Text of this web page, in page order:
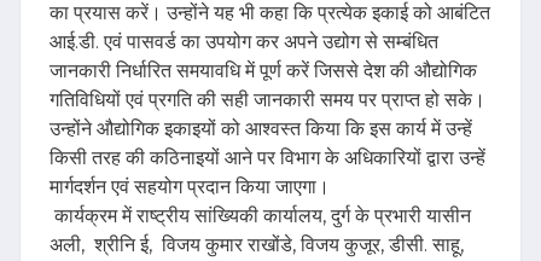
का प्रयास करें। उन्होंने यह भी कहा कि प्रत्येक इकाई को आबंटित
आई.डी. एवं पासवर्ड का उपयोग कर अपने उद्योग से सम्बंधित
जानकारी निर्धारित समयावधि में पूर्ण करें जिससे देश की औद्योगिक
गतिविधियों एवं प्रगति की सही जानकारी समय पर प्राप्त हो सके।
उन्होंने औद्योगिक इकाइयों को आश्वस्त किया कि इस कार्य में उन्हें
किसी तरह की कठिनाइयों आने पर विभाग के अधिकारियों द्वारा उन्हें
मार्गदर्शन एवं सहयोग प्रदान किया जाएगा।
कार्यक्रम में राष्ट्रीय सांख्यिकी कार्यालय, दुर्ग के प्रभारी यासीन
अली, श्रीनि ई, विजय कुमार राखोंडे, विजय कुजूर, डीसी. साहू,